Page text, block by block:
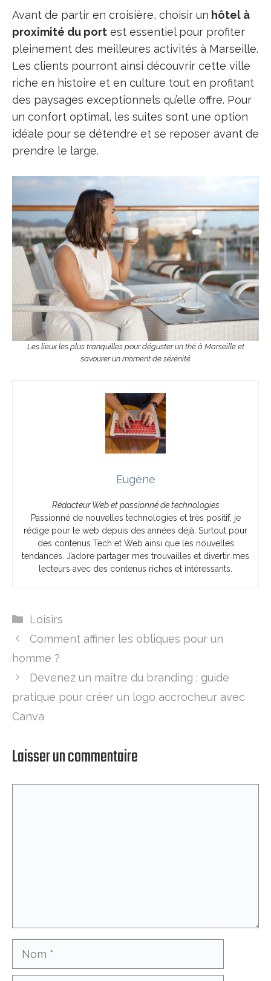
Avant de partir en croisière, choisir un hôtel à
proximité du port est essentiel pour profiter
pleinement des meilleures activités à Marseille.
Les clients pourront ainsi découvrir cette ville
riche en histoire et en culture tout en profitant
des paysages exceptionnels qu’elle offre. Pour
un confort optimal, les suites sont une option
idéale pour se détendre et se reposer avant de
prendre le large.
Les lieux les plus tranquilles pour déguster un thé à Marseille et
savourer un moment de sérénité
Eugène
Rédacteur Web et passionné de technologies
Passionné de nouvelles technologies et très positif, je
rédige pour le web depuis des années déjà. Surtout pour
des contenus Tech et Web ainsi que les nouvelles
tendances. J’adore partager mes trouvailles et divertir mes
lecteurs avec des contenus riches et intéressants.
Catégories
Loisirs
Comment affiner les obliques pour un
homme ?
Devenez un maître du branding : guide
pratique pour créer un logo accrocheur avec
Canva
Laisser un commentaire